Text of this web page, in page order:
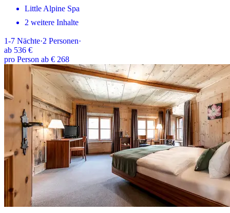
Little Alpine Spa
2 weitere Inhalte
1-7 Nächte·2 Personen·
ab 536 €
pro Person ab € 268